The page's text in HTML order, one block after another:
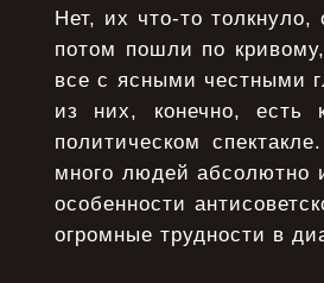
Нет, их что-то
потом пошли по
все с ясными честными
из них, конечно, есть
политическом
много людей абсолютно
особенности
огромные трудности в